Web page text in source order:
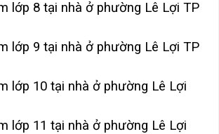
lớp 8 tại nhà ở phường Lê Lợi TP
lớp 9 tại nhà ở phường Lê Lợi TP
lớp 10 tại nhà ở phường Lê Lợi
lớp 11 tại nhà ở phường Lê Lợi